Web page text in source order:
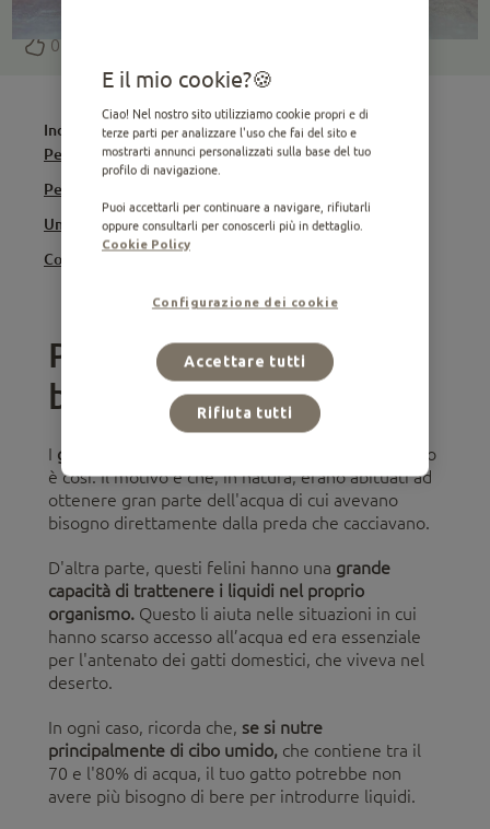
0
Indice
Perché el mio gatto non beve acqua?
Perché è importante che il tuo gatto sia idratato?
Un gatto di quanta acqua ha bisogno?
Cosa posso fare se il mio gatto non beve acqua?
Perché el mio gatto non
beve acqua?
I gatti
e spesso
è così. Il motivo è che, in natura, erano abituati ad
ottenere gran parte dell'acqua di cui avevano
bisogno direttamente dalla preda che cacciavano.
D'altra parte, questi felini hanno una grande
capacità di trattenere i liquidi nel proprio
organismo. Questo li aiuta nelle situazioni in cui
hanno scarso accesso all’acqua ed era essenziale
per l'antenato dei gatti domestici, che viveva nel
deserto.
In ogni caso, ricorda che, se si nutre
principalmente di cibo umido, che contiene tra il
70 e l'80% di acqua, il tuo gatto potrebbe non
avere più bisogno di bere per introdurre liquidi.
E il mio cookie?
Ciao! Nel nostro sito utilizziamo cookie propri e di
terze parti per analizzare l'uso che fai del sito e
mostrarti annunci personalizzati sulla base del tuo
profilo di navigazione.
Puoi accettarli per continuare a navigare, rifiutarli
oppure consultarli per conoscerli più in dettaglio.
Cookie Policy
Configurazione dei cookie
Rifiuta tutti
Accettare tutti